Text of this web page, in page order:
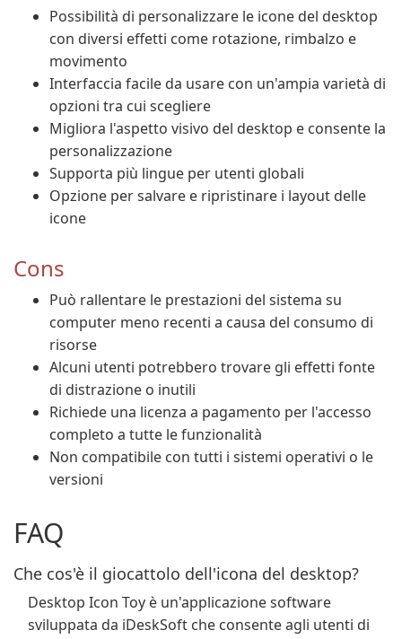
Possibilità di personalizzare le icone del desktop
con diversi effetti come rotazione, rimbalzo e
movimento
Interfaccia facile da usare con un'ampia varietà di
opzioni tra cui scegliere
Migliora l'aspetto visivo del desktop e consente la
personalizzazione
Supporta più lingue per utenti globali
Opzione per salvare e ripristinare i layout delle
icone
Cons
Può rallentare le prestazioni del sistema su
computer meno recenti a causa del consumo di
risorse
Alcuni utenti potrebbero trovare gli effetti fonte
di distrazione o inutili
Richiede una licenza a pagamento per l'accesso
completo a tutte le funzionalità
Non compatibile con tutti i sistemi operativi o le
versioni
FAQ
Che cos'è il giocattolo dell'icona del desktop?
Desktop Icon Toy è un'applicazione software
sviluppata da iDeskSoft che consente agli utenti di